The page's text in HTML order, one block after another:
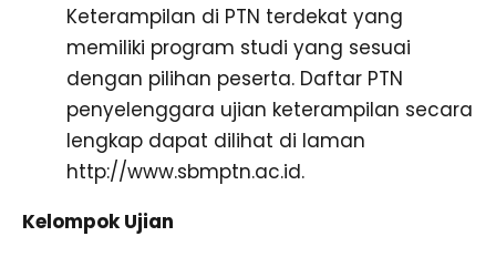
Keterampilan di PTN terdekat yang
memiliki program studi yang sesuai
dengan pilihan peserta. Daftar PTN
penyelenggara ujian keterampilan secara
lengkap dapat dilihat di laman
http://www.sbmptn.ac.id.
Kelompok Ujian